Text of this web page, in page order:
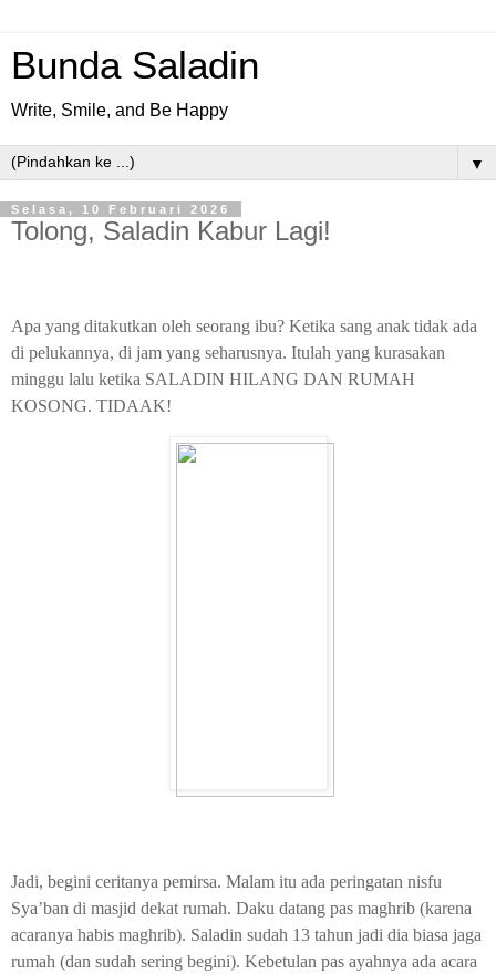
Bunda Saladin
Write, Smile, and Be Happy
▼
Selasa, 10 Februari 2026
Tolong, Saladin Kabur Lagi!
Apa yang ditakutkan oleh seorang ibu? Ketika sang anak tidak ada
di pelukannya, di jam yang seharusnya. Itulah yang kurasakan
minggu lalu ketika SALADIN HILANG DAN RUMAH
KOSONG. TIDAAK!
Jadi, begini ceritanya pemirsa. Malam itu ada peringatan nisfu
Sya’ban di masjid dekat rumah. Daku datang pas maghrib (karena
acaranya habis maghrib). Saladin sudah 13 tahun jadi dia biasa jaga
rumah (dan sudah sering begini). Kebetulan pas ayahnya ada acara